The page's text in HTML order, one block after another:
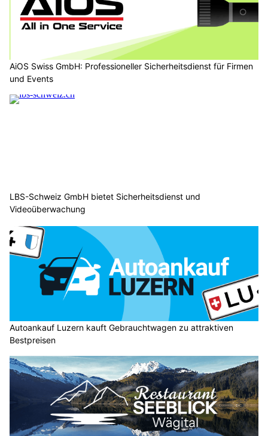
AiOS Swiss GmbH: Professioneller Sicherheitsdienst für Firmen
und Events
LBS-Schweiz GmbH bietet Sicherheitsdienst und
Videoüberwachung
Autoankauf Luzern kauft Gebrauchtwagen zu attraktiven
Bestpreisen